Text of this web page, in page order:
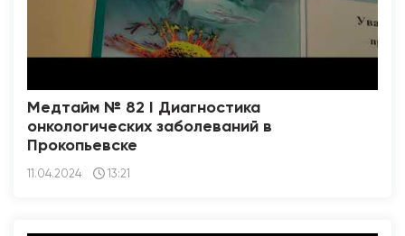
Медтайм № 82 I Диагностика
онкологических заболеваний в
Прокопьевске
11.04.2024 13:21